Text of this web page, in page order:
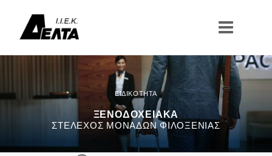
περιεχόμενο
ΞΕΝΟΔΟΧΕΙΑΚΑ
ΣΤΈΛΕΧΟΣ ΜΟΝΆΔΩΝ ΦΙΛΟΞΕΝΊΑΣ